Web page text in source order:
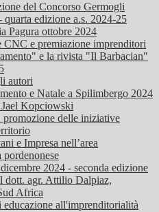
del Concorso Germogli
quarta edizione a.s. 2024-25
Pagura ottobre 2024
CNC e premiazione imprenditori
e la rivista "Il Barbacian"
autori
e Natale a Spilimbergo 2024
Kopciowski
promozione delle iniziative
e Impresa nell’area
pordenonese
2024 - seconda edizione
dott. agr. Attilio Dalpiaz,
Africa
all'imprenditorialità